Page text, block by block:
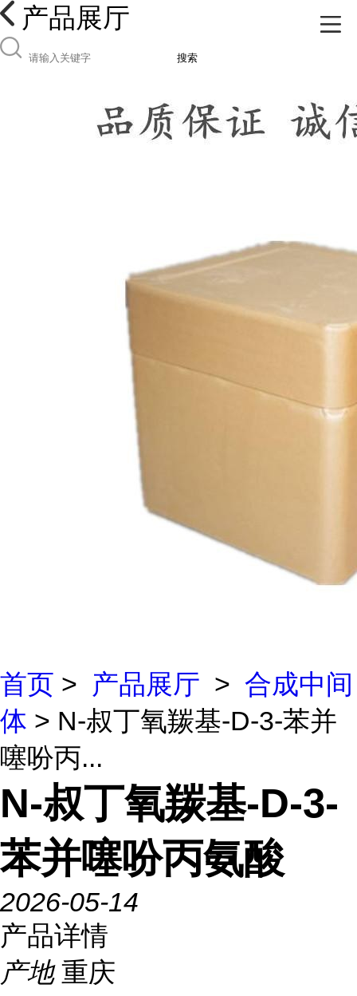
产品展厅
搜索
首页 > 产品展厅 > 合成中间
体 > N-叔丁氧羰基-D-3-苯并
噻吩丙...
N-叔丁氧羰基-D-3-
苯并噻吩丙氨酸
2026-05-14
产品详情
产地 重庆